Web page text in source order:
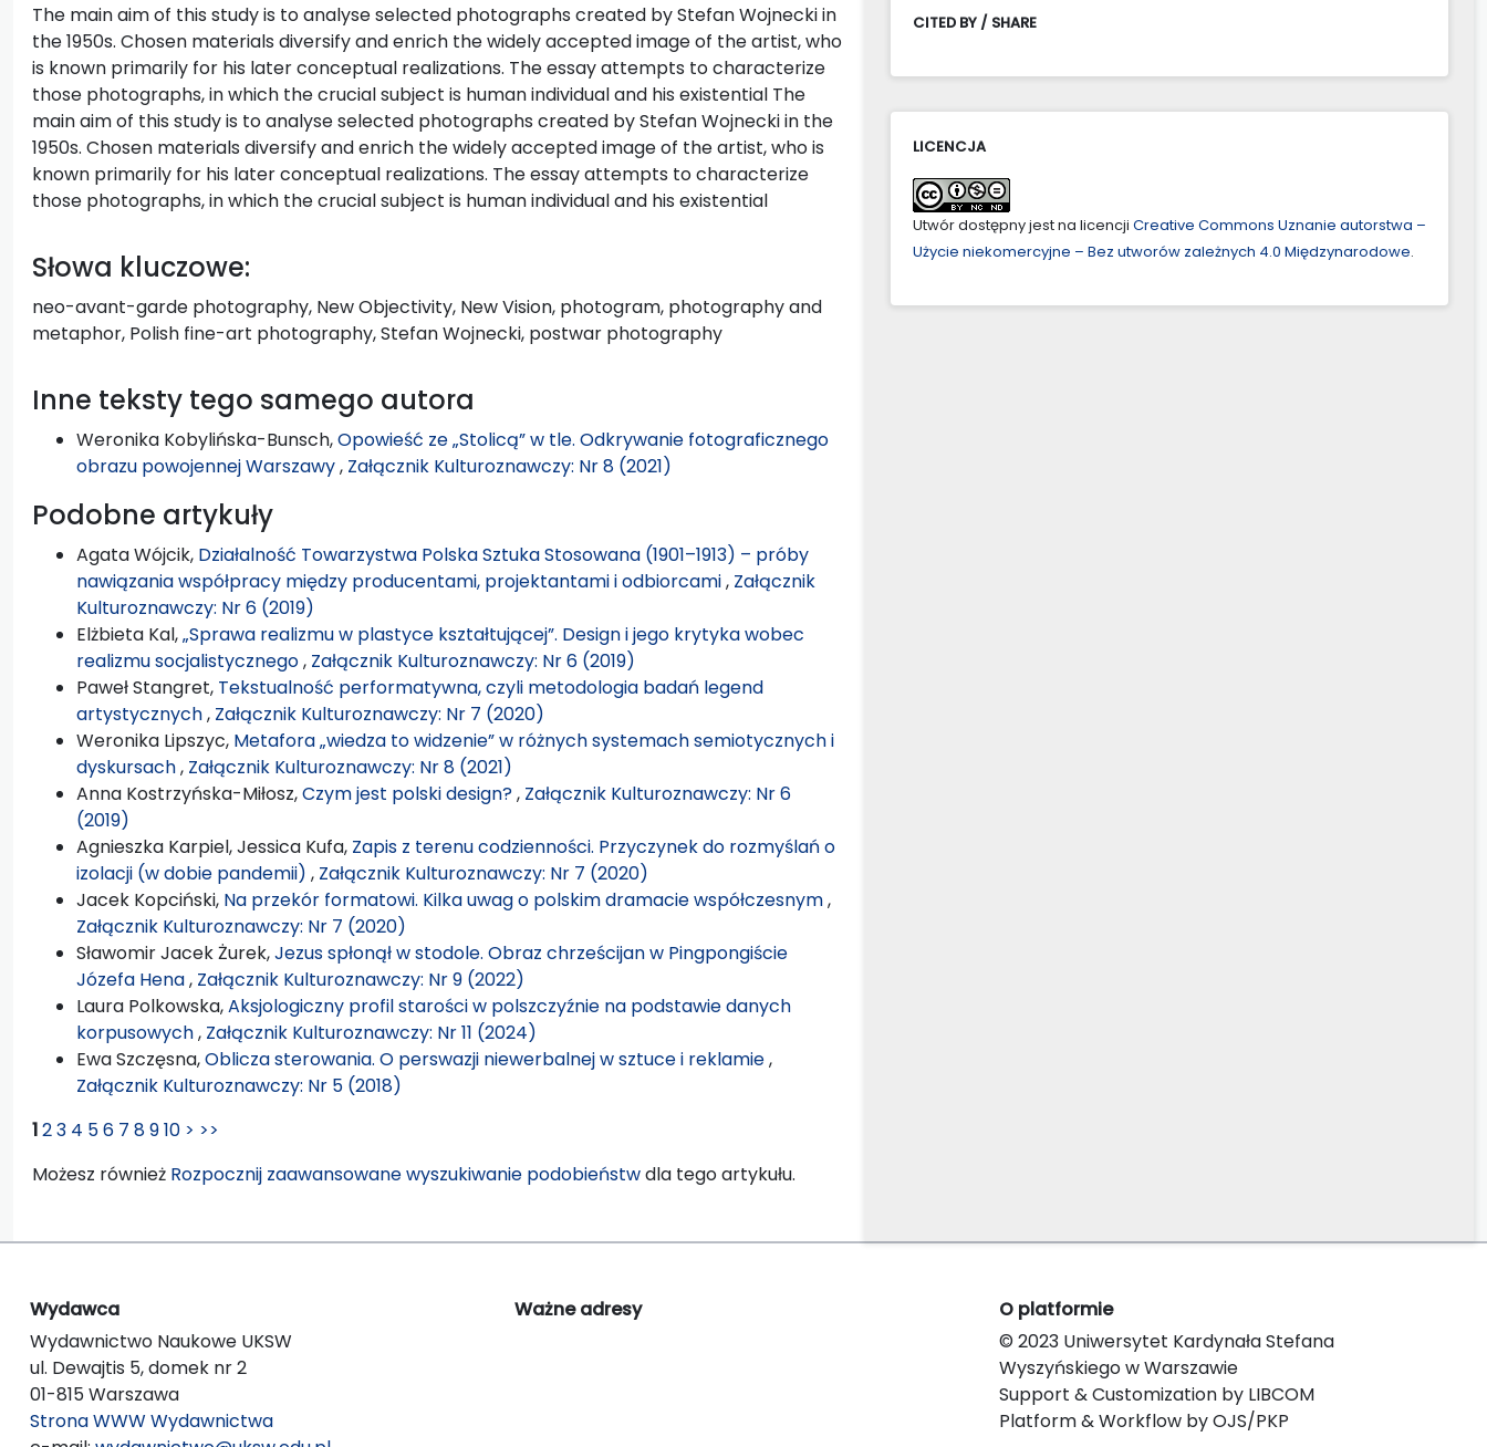
The main aim of this study is to analyse selected photographs created by Stefan Wojnecki in
the 1950s. Chosen materials diversify and enrich the widely accepted image of the artist, who
is known primarily for his later conceptual realizations. The essay attempts to characterize
those photographs, in which the crucial subject is human individual and his existential The
main aim of this study is to analyse selected photographs created by Stefan Wojnecki in the
1950s. Chosen materials diversify and enrich the widely accepted image of the artist, who is
known primarily for his later conceptual realizations. The essay attempts to characterize
those photographs, in which the crucial subject is human individual and his existential
Słowa kluczowe:
neo-avant-garde photography, New Objectivity, New Vision, photogram, photography and
metaphor, Polish fine-art photography, Stefan Wojnecki, postwar photography
Inne teksty tego samego autora
Weronika Kobylińska-Bunsch,Opowieść ze „Stolicą” w tle. Odkrywanie fotograficznego
obrazu powojennej Warszawy, Załącznik Kulturoznawczy: Nr 8 (2021)
Podobne artykuły
Agata Wójcik, Działalność Towarzystwa Polska Sztuka Stosowana (1901–1913) – próby
nawiązania współpracy między producentami, projektantami i odbiorcami, Załącznik
Kulturoznawczy: Nr 6 (2019)
Elżbieta Kal,„Sprawa realizmu w plastyce kształtującej”. Design i jego krytyka wobec
realizmu socjalistycznego, Załącznik Kulturoznawczy: Nr 6 (2019)
Paweł Stangret, Tekstualność performatywna, czyli metodologia badań legend
artystycznych, Załącznik Kulturoznawczy: Nr 7 (2020)
Weronika Lipszyc, Metafora „wiedza to widzenie” w różnych systemach semiotycznych i
dyskursach, Załącznik Kulturoznawczy: Nr 8 (2021)
Anna Kostrzyńska-Miłosz,Czym jest polski design?, Załącznik Kulturoznawczy: Nr 6
(2019)
Agnieszka Karpiel, Jessica Kufa, Zapis z terenu codzienności. Przyczynek do rozmyślań o
izolacji (w dobie pandemii) , Załącznik Kulturoznawczy: Nr 7 (2020)
Jacek Kopciński, Na przekór formatowi. Kilka uwag o polskim dramacie współczesnym,
Załącznik Kulturoznawczy: Nr 7 (2020)
Sławomir Jacek Żurek,Jezus spłonął w stodole. Obraz chrześcijan w Pingpongiście
Józefa Hena, Załącznik Kulturoznawczy: Nr 9 (2022)
Laura Polkowska,Aksjologiczny profil starości w polszczyźnie na podstawie danych
korpusowych, Załącznik Kulturoznawczy: Nr 11 (2024)
Ewa Szczęsna,Oblicza sterowania. O perswazji niewerbalnej w sztuce i reklamie,
Załącznik Kulturoznawczy: Nr 5 (2018)
123 4 56 7 8910 > >>
Możesz również Rozpocznij zaawansowane wyszukiwanie podobieństwdla tego artykułu.
CITED BY / SHARE
LICENCJA
Utwór dostępny jest na licencji Creative Commons Uznanie autorstwa –
Użycie niekomercyjne – Bez utworów zależnych 4.0 Międzynarodowe.
Wydawca
Wydawnictwo Naukowe UKSW
ul. Dewajtis 5, domek nr 2
01-815 Warszawa
Strona WWW Wydawnictwa
Ważne adresy
O platformie
© 2023 Uniwersytet Kardynała Stefana
Wyszyńskiego w Warszawie
Support & Customization by LIBCOM
Platform & Workflow by OJS/PKP